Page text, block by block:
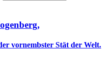
vornembster Stät der Welt.